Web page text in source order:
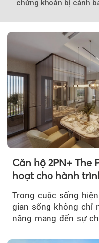
chứng khoán bị cảnh
Căn hộ 2PN+ The
hoạt cho hành
Trong cuộc sống
gian sống không chỉ
năng mang đến sự